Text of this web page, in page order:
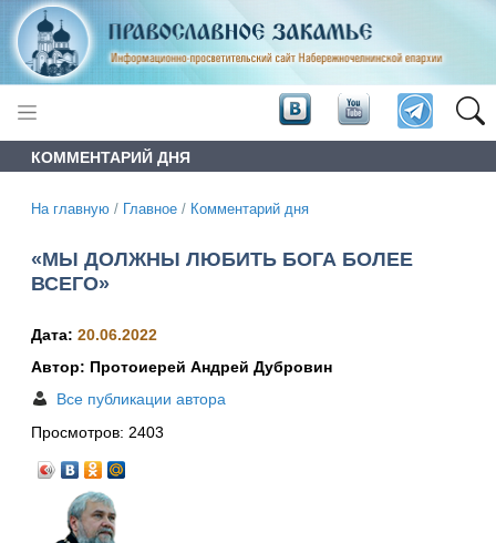
КОММЕНТАРИЙ ДНЯ
На главную / Главное / Комментарий дня
«МЫ ДОЛЖНЫ ЛЮБИТЬ БОГА БОЛЕЕ
ВСЕГО»
Дата: 20.06.2022
Автор: Протоиерей Андрей Дубровин
Все публикации автора
Просмотров: 2403